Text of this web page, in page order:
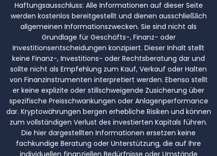
Haftungsausschluss: Alle Informationen auf dieser Seite
werden kostenlos bereitgestellt und dienen ausschließlich
allgemeinen Informationszwecken. Sie sind nicht als
Grundlage für Geschäfts-, Finanz- oder
Investitionsentscheidungen konzipiert. Dieser Inhalt stellt
keine Finanz-, Investitions- oder Rechtsberatung dar und
sollte nicht als Empfehlung zum Kauf, Verkauf oder Halten
von Finanzinstrumenten interpretiert werden. Ebenso stellt
er keine explizite oder stillschweigende Zusicherung über
spezifische Preisschwankungen oder Anlagenperformance
dar. Kryptowährungen bergen erhebliche Risiken und können
zum vollständigen Verlust des investierten Kapitals führen.
Die hier dargestellten Informationen ersetzen keine
fachkundige Beratung oder Unterstützung, die auf Ihre